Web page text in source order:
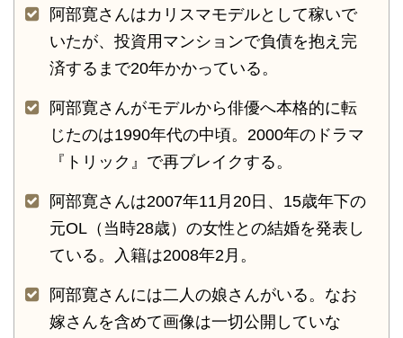
阿部寛さんはカリスマモデルとして稼いで
いたが、投資用マンションで負債を抱え完
済するまで20年かかっている。
阿部寛さんがモデルから俳優へ本格的に転
じたのは1990年代の中頃。2000年のドラマ
『トリック』で再ブレイクする。
阿部寛さんは2007年11月20日、15歳年下の
元OL（当時28歳）の女性との結婚を発表し
ている。入籍は2008年2月。
阿部寛さんには二人の娘さんがいる。なお
嫁さんを含めて画像は一切公開していな